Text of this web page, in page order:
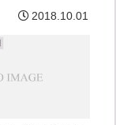
2018.10.01